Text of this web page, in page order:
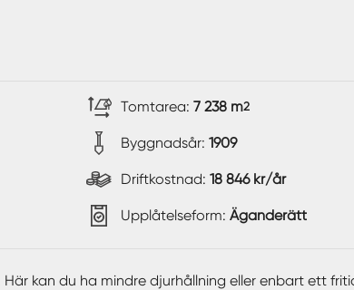
Tomtarea: 7 238 m2
Byggnadsår: 1909
Driftkostnad: 18 846 kr/år
Upplåtelseform: Äganderätt
kan du ha mindre djurhållning eller enbart ett